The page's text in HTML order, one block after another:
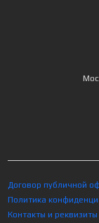
Договор публичной
Политика
Контакты и реквизиты